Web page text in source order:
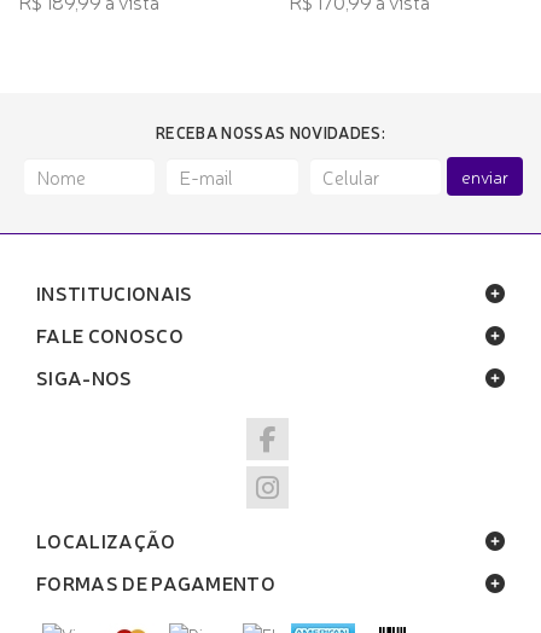
RECEBA NOSSAS NOVIDADES:
enviar
INSTITUCIONAIS
FALE CONOSCO
SIGA-NOS
LOCALIZAÇÃO
FORMAS DE PAGAMENTO